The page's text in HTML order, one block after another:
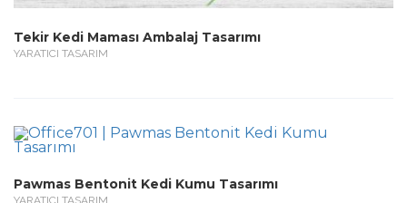
Tekir Kedi Maması Ambalaj Tasarımı
YARATICI TASARIM
Pawmas Bentonit Kedi Kumu Tasarımı
YARATICI TASARIM